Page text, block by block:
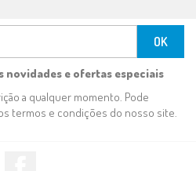
novidades e ofertas especiais
a qualquer momento. Pode
termos e condições do nosso site.